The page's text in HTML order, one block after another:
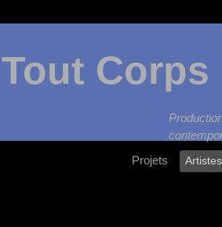
Tout Corps
Projets
Artistes